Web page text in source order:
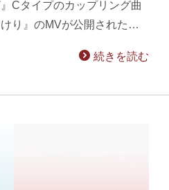
Cタイプのカップリング曲
けり』のMVが公開された…
続きを読む